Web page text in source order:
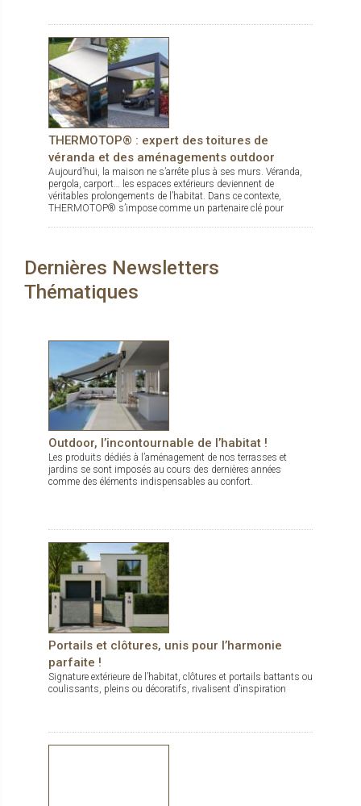
THERMOTOP® : expert des toitures de
véranda et des aménagements outdoor
Aujourd’hui, la maison ne s’arrête plus à ses murs. Véranda,
pergola, carport… les espaces extérieurs deviennent de
véritables prolongements de l’habitat. Dans ce contexte,
THERMOTOP® s’impose comme un partenaire clé pour
Dernières Newsletters
Thématiques
Outdoor, l’incontournable de l’habitat !
Les produits dédiés à l’aménagement de nos terrasses et
jardins se sont imposés au cours des dernières années
comme des éléments indispensables au confort.
Portails et clôtures, unis pour l’harmonie
parfaite !
Signature extérieure de l’habitat, clôtures et portails battants ou
coulissants, pleins ou décoratifs, rivalisent d’inspiration